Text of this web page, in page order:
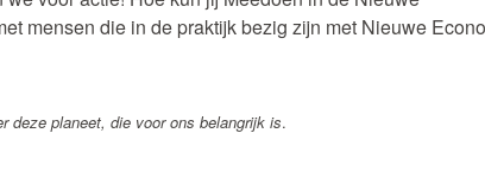
mensen die in de praktijk bezig zijn met Nieuwe
deze planeet, die voor ons belangrijk is.